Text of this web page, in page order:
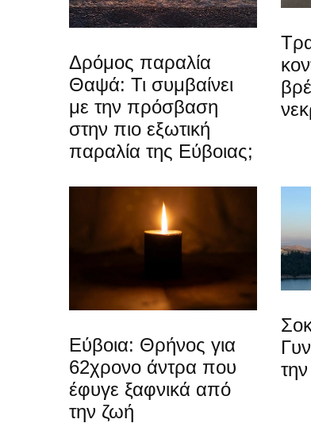
Δρόμος παραλία
Θαψά: Τι συμβαίνει
με την πρόσβαση
στην πιο εξωτική
παραλία της Εύβοιας;
Εύβοια: Θρήνος για
62χρονο άντρα που
έφυγε ξαφνικά από
την ζωή